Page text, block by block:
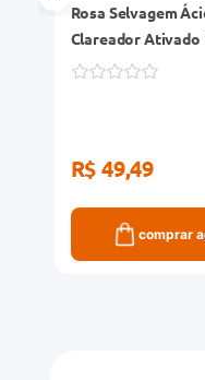
Rosa Selvagem
Clareador Ativado
R$ 49,49
comprar